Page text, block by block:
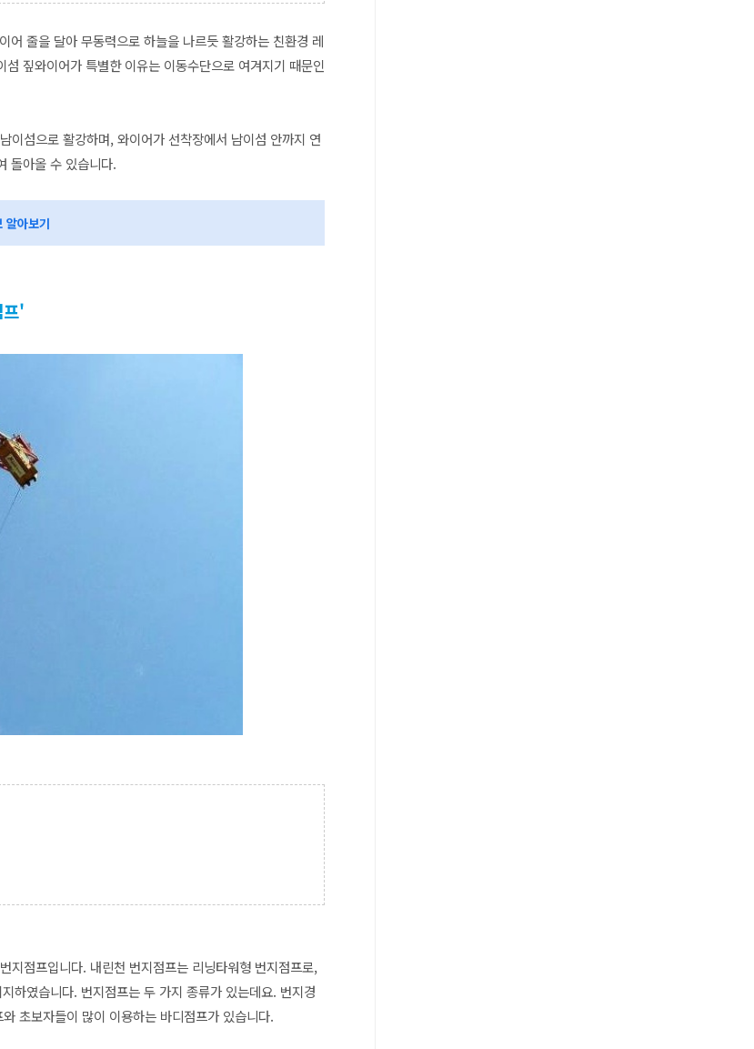
줄을 달아 무동력으로 하늘을 나르듯 활강하는 친환경 레
짚와이어가 특별한 이유는 이동수단으로 여겨지기 때문인
섬으로 활강하며, 와이어가 선착장에서 남이섬 안까지 연
돌아올 수 있습니다.
알아보기
'
점프입니다. 내린천 번지점프는 리닝타워형 번지점프로,
하였습니다. 번지점프는 두 가지 종류가 있는데요. 번지경
초보자들이 많이 이용하는 바디점프가 있습니다.